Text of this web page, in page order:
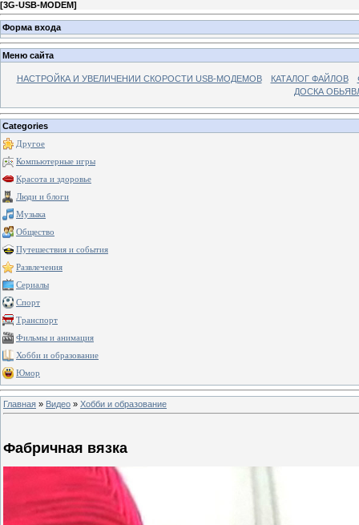
[3G-USB-MODEM]
Форма входа
Меню сайта
НАСТРОЙКА И УВЕЛИЧЕНИИ СКОРОСТИ USB-МОДЕМОВ КАТАЛОГ ФАЙЛОВ
ДОСКА
Categories
Другое
Компьютерные игры
Красота и здоровье
Люди и блоги
Музыка
Общество
Путешествия и события
Развлечения
Сериалы
Спорт
Транспорт
Фильмы и анимация
Хобби и образование
Юмор
Главная » Видео » Хобби и образование
Фабричная вязка